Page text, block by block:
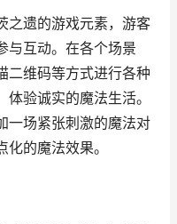
之遗的游戏元素，游客
与互动。在各个场景
二维码等方式进行各种
验诚实的魔法生活。
一场紧张刺激的魔法对
的魔法效果。